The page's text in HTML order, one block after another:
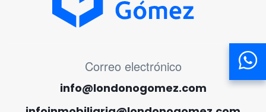
MENÚ CORREO ELECTRÓNICO
Correo electrónico
info@londonogomez.com